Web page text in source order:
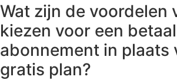
Wat zijn de voordelen
kiezen voor een
abonnement in plaats
gratis plan?